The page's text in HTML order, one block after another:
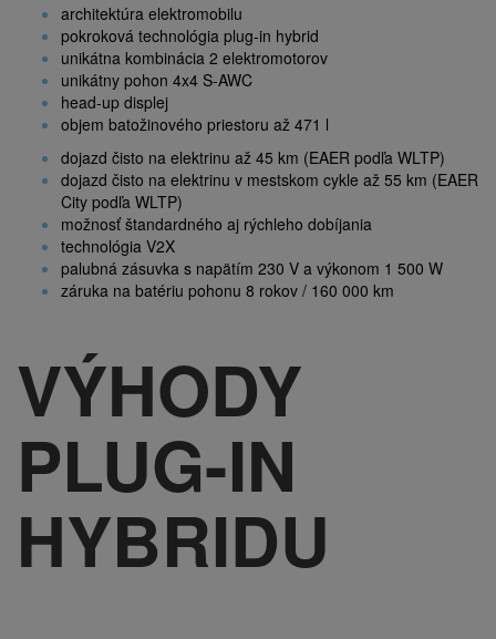
architektúra elektromobilu
pokroková technológia plug-in hybrid
unikátna kombinácia 2 elektromotorov
unikátny pohon 4x4 S-AWC
head-up displej
objem batožinového priestoru až 471 l
dojazd čisto na elektrinu až 45 km (EAER podľa WLTP)
dojazd čisto na elektrinu v mestskom cykle až 55 km (EAER
City podľa WLTP)
možnosť štandardného aj rýchleho dobíjania
technológia V2X
palubná zásuvka s napätím 230 V a výkonom 1 500 W
záruka na batériu pohonu 8 rokov / 160 000 km
VÝHODY
PLUG-IN
HYBRIDU